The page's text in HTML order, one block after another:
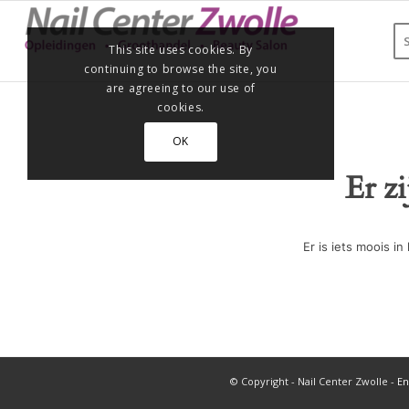
Er
Er is iets moois
© Copyright - Nail Center Zwolle -
This site uses cookies. By
continuing to browse the site, you
are agreeing to our use of
cookies.
OK